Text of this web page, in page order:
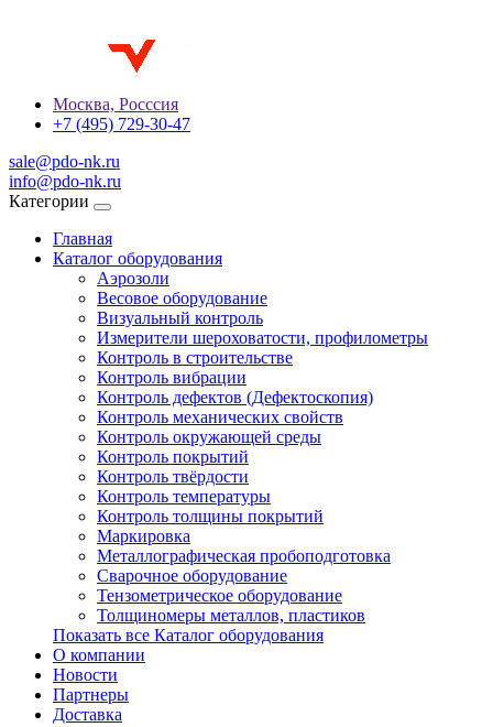
Москва, Росссия
+7 (495) 729-30-47
sale@pdo-nk.ru
info@pdo-nk.ru
Категории
Главная
Каталог оборудования
Аэрозоли
Весовое оборудование
Визуальный контроль
Измерители шероховатости, профилометры
Контроль в строительстве
Контроль вибрации
Контроль дефектов (Дефектоскопия)
Контроль механических свойств
Контроль окружающей среды
Контроль покрытий
Контроль твёрдости
Контроль температуры
Контроль толщины покрытий
Маркировка
Металлографическая пробоподготовка
Сварочное оборудование
Тензометрическое оборудование
Толщиномеры металлов, пластиков
Показать все Каталог оборудования
О компании
Новости
Партнеры
Доставка